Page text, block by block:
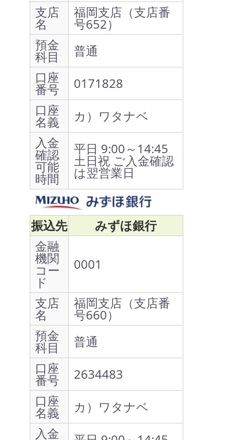
支店
名
福岡支店（支店番
号652）
預金
科目
普通
口座
番号
0171828
口座
名義
カ）ワタナベ
入金
確認
可能
時間
平日 9:00～14:45
土日祝 ご入金確認
は翌営業日
振込先
みずほ銀行
金融
機関
コー
ド
0001
支店
名
福岡支店（支店番
号660）
預金
科目
普通
口座
番号
2634483
口座
名義
カ）ワタナベ
入金